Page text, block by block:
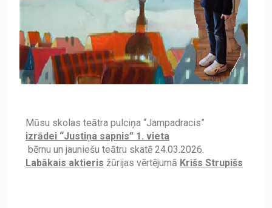
Mūsu skolas teātra pulciņa “Jampadracis”
izrādei “Justiņa sapnis” 1. vieta
bērnu un jauniešu teātru skatē 24.03.2026.
Labākais aktieris žūrijas vērtējumā Krišs Strupišs